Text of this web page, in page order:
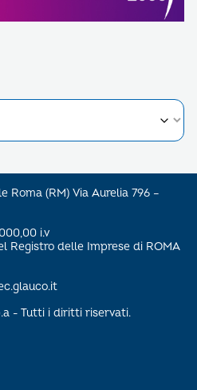
Roma (RM) Via Aurelia 796 –
i.v
Registro delle Imprese di ROMA
- Tutti i diritti riservati.